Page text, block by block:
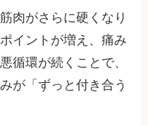
肉がさらに硬くなり
イントが増え、痛み
循環が続くことで、
が「ずっと付き合う